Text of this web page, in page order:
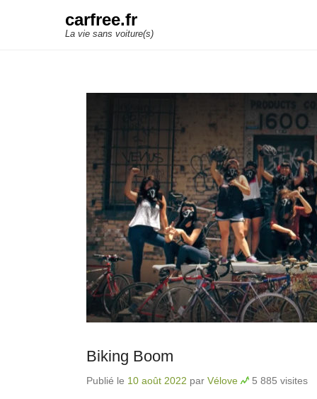
carfree.fr
La vie sans voiture(s)
Biking Boom
Publié le 10 août 2022 par Vélove 5 885 visites